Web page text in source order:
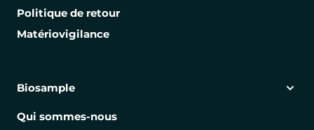
Politique de retour
Matériovigilance
Biosample
Qui sommes-nous